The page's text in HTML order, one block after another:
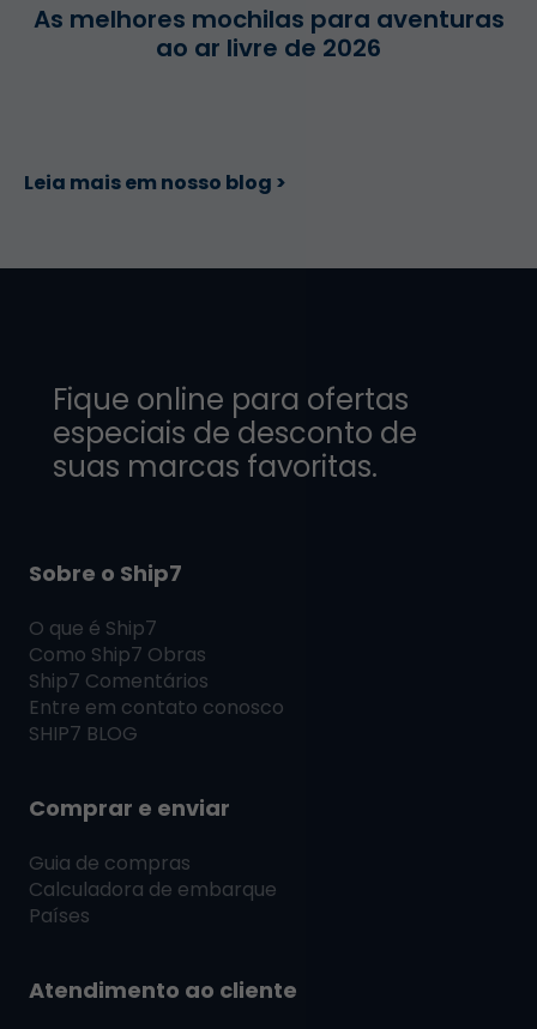
As melhores mochilas para aventuras
ao ar livre de 2026
Leia mais em nosso blog >
Fique online para ofertas
especiais de desconto de
suas marcas favoritas.
Sobre o Ship7
O que é Ship7
Como Ship7 Obras
Ship7 Comentários
Entre em contato conosco
SHIP7 BLOG
Comprar e enviar
Guia de compras
Calculadora de embarque
Países
Atendimento ao cliente